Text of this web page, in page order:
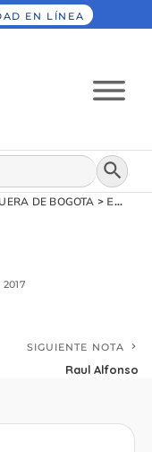
EN LÍNEA
Botón
DE BOGOTA > Edith Rosero
SIGUIENTE NOTA
Raul Alfonso